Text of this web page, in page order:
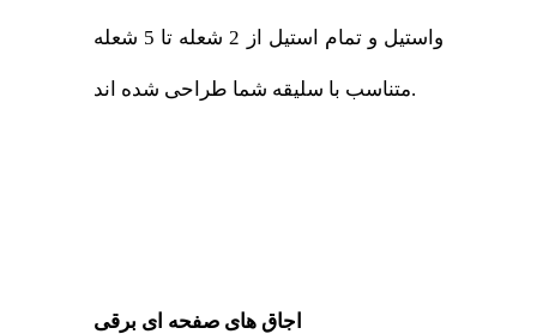
واستیل و تمام استیل از 2 شعله تا 5 شعله
متناسب با سلیقه شما طراحی شده اند.
اجاق های صفحه ای برقی